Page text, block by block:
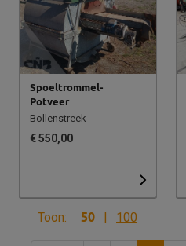
Spoeltrommel-
Potveer
Bollenstreek
€ 550,00
Toon: 50 | 100